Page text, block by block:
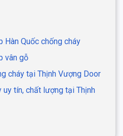
Hàn Quốc chống cháy
vân gỗ
cháy tại Thịnh Vượng Door
uy tín, chất lượng tại Thịnh